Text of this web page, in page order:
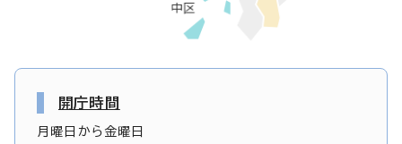
開庁時間
月曜日から金曜日